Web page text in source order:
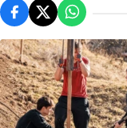
FacebookPlatforma X
WhatsApp